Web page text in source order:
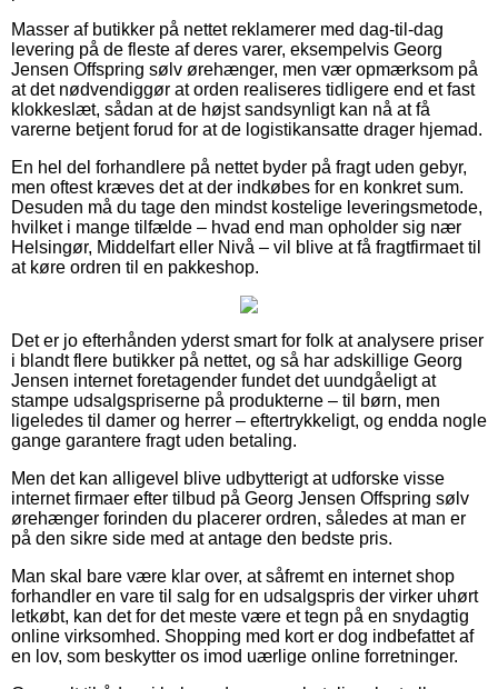
Masser af butikker på nettet reklamerer med dag-til-dag
levering på de fleste af deres varer, eksempelvis Georg
Jensen Offspring sølv ørehænger, men vær opmærksom på
at det nødvendiggør at orden realiseres tidligere end et fast
klokkeslæt, sådan at de højst sandsynligt kan nå at få
varerne betjent forud for at de logistikansatte drager hjemad.
En hel del forhandlere på nettet byder på fragt uden gebyr,
men oftest kræves det at der indkøbes for en konkret sum.
Desuden må du tage den mindst kostelige leveringsmetode,
hvilket i mange tilfælde – hvad end man opholder sig nær
Helsingør, Middelfart eller Nivå – vil blive at få fragtfirmaet til
at køre ordren til en pakkeshop.
Det er jo efterhånden yderst smart for folk at analysere priser
i blandt flere butikker på nettet, og så har adskillige Georg
Jensen internet foretagender fundet det uundgåeligt at
stampe udsalgspriserne på produkterne – til børn, men
ligeledes til damer og herrer – eftertrykkeligt, og endda nogle
gange garantere fragt uden betaling.
Men det kan alligevel blive udbytterigt at udforske visse
internet firmaer efter tilbud på Georg Jensen Offspring sølv
ørehænger forinden du placerer ordren, således at man er
på den sikre side med at antage den bedste pris.
Man skal bare være klar over, at såfremt en internet shop
forhandler en vare til salg for en udsalgspris der virker uhørt
letkøbt, kan det for det meste være et tegn på en snydagtig
online virksomhed. Shopping med kort er dog indbefattet af
en lov, som beskytter os imod uærlige online forretninger.